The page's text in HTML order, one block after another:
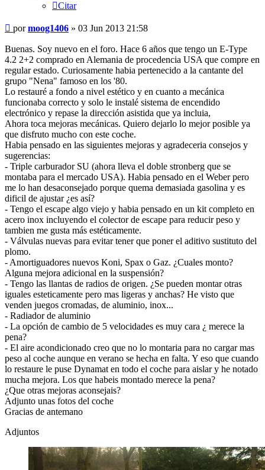
Citar
Mensaje
sin
leer
pormoog1406 » 03 Jun 2013 21:58
Buenas. Soy nuevo en el foro. Hace 6 años que tengo un E-Type
4.2 2+2 comprado en Alemania de procedencia USA que compre en
regular estado. Curiosamente habia pertenecido a la cantante del
grupo "Nena" famoso en los '80.
Lo restauré a fondo a nivel estético y en cuanto a mecánica
funcionaba correcto y solo le instalé sistema de encendido
electrónico y repase la dirección asistida que ya incluia,
Ahora toca mejoras mecánicas. Quiero dejarlo lo mejor posible ya
que disfruto mucho con este coche.
Habia pensado en las siguientes mejoras y agradeceria consejos y
sugerencias:
- Triple carburador SU (ahora lleva el doble stronberg que se
montaba para el mercado USA). Habia pensado en el Weber pero
me lo han desaconsejado porque quema demasiada gasolina y es
dificil de ajustar ¿es así?
- Tengo el escape algo viejo y habia pensado en un kit completo en
acero inox incluyendo el colector de escape para reducir peso y
tambien me gusta más estéticamente.
- Válvulas nuevas para evitar tener que poner el aditivo sustituto del
plomo.
- Amortiguadores nuevos Koni, Spax o Gaz. ¿Cuales monto?
Alguna mejora adicional en la suspensión?
- Tengo las llantas de radios de origen. ¿Se pueden montar otras
iguales esteticamente pero mas ligeras y anchas? He visto que
venden juegos cromadas, de aluminio, inox...
- Radiador de aluminio
- La opción de cambio de 5 velocidades es muy cara ¿ merece la
pena?
- El aire acondicionado creo que no lo montaria para no cargar mas
peso al coche aunque en verano se hecha en falta. Y eso que cuando
lo restaure le puse Dynamat en todo el coche para aislar y he notado
mucha mejora. Los que habeis montado merece la pena?
¿Que otras mejoras aconsejais?
Adjunto unas fotos del coche
Gracias de antemano
Adjuntos